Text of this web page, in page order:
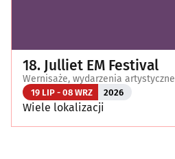
18. Julliet EM Festival
Wernisaże, wydarzenia artystyczne
19 LIP - 08 WRZ 2026
Wiele lokalizacji